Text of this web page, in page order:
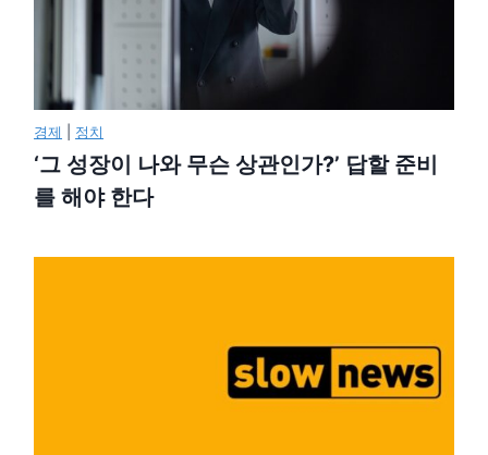
경제 정치
‘그 성장이 나와 무슨 상관인가?’ 답할 준비
를 해야 한다